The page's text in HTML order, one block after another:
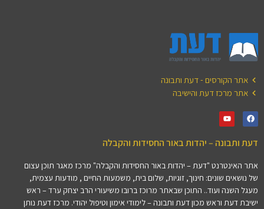
אתר הקורסים - דעת ותבונה
אתר מרכז דעת והישיבה
דעת ותבונה – יהדות באור החסידות והקבלה
אתר האינטרנט "דעת – יהדות באור החסידות והקבלה" מרכז מאגר תוכן עצום
של נושאים שונים: חינוך, זוגיות, שלום בית, משמעות החיים , מודעות עצמית,
מעגל השנה ועוד.. התוכן שבאתר מרוכז ברובו משיעורי הרב יצחק ערד – ראש
ישיבת דעת וראש מכון דעת ותבונה – לימודי אימון וטיפול יהודי. מרכז דעת נותן